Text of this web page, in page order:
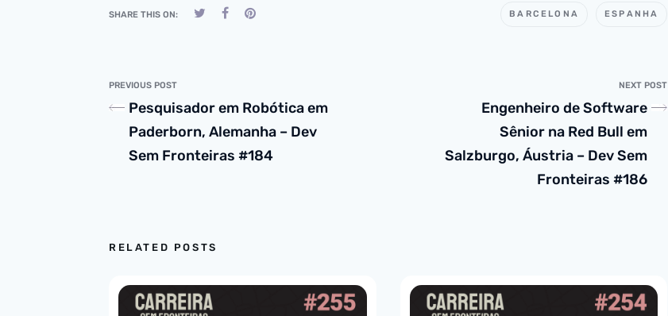
SHARE THIS ON: BARCELONA ESPANHA
PREVIOUS POST
Pesquisador em Robótica em
Paderborn, Alemanha – Dev
Sem Fronteiras #184
NEXT POST
Engenheiro de Software
Sênior na Red Bull em
Salzburgo, Áustria – Dev Sem
Fronteiras #186
RELATED POSTS